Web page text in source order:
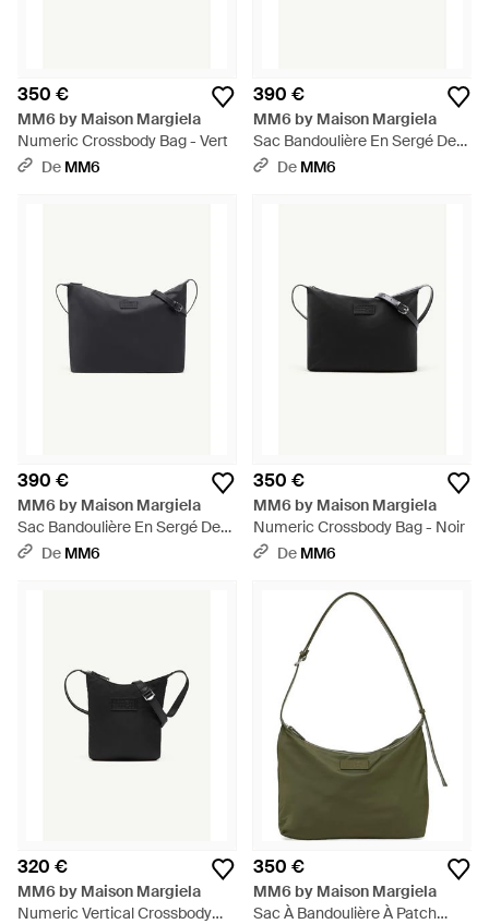
350 €
MM6 by Maison Margiela
Numeric Crossbody Bag - Vert
De MM6
390 €
MM6 by Maison Margiela
Sac Bandoulière En Sergé De
Nylon - Vert
De MM6
390 €
MM6 by Maison Margiela
Sac Bandoulière En Sergé De
Nylon - Bleu
De MM6
350 €
MM6 by Maison Margiela
Numeric Crossbody Bag - Noir
De MM6
320 €
MM6 by Maison Margiela
Numeric Vertical Crossbody
350 €
MM6 by Maison Margiela
Sac À Bandoulière À Patch